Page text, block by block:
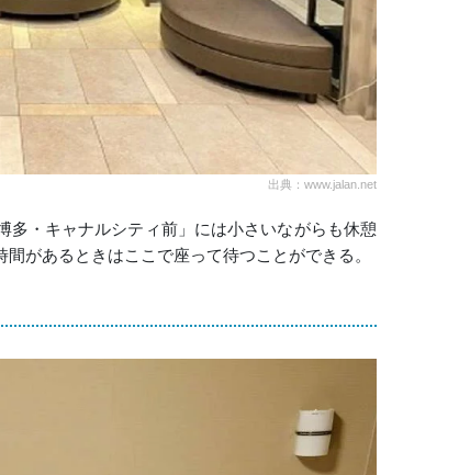
出典：www.jalan.net
・キャナルシティ前」には小さいながらも休憩
があるときはここで座って待つことができる。